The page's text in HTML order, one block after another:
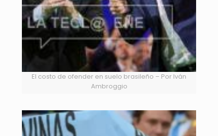
El costo de ofender en suelo brasileño – Por Iván
Ambroggio